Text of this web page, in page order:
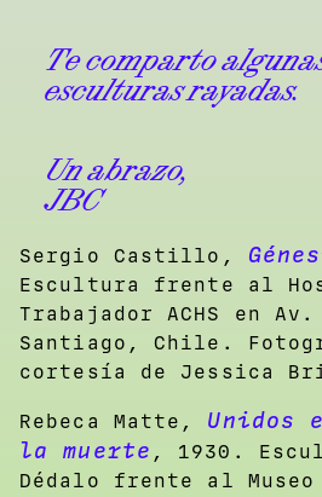
Te comparto
esculturas rayadas.
Un abrazo,
JBC
Sergio Castillo,
Escultura frente al
Trabajador ACHS en
Santiago, Chile.
cortesía de Jessica
Rebeca Matte, Unidos
la muerte , 1930.
Dédalo frente al